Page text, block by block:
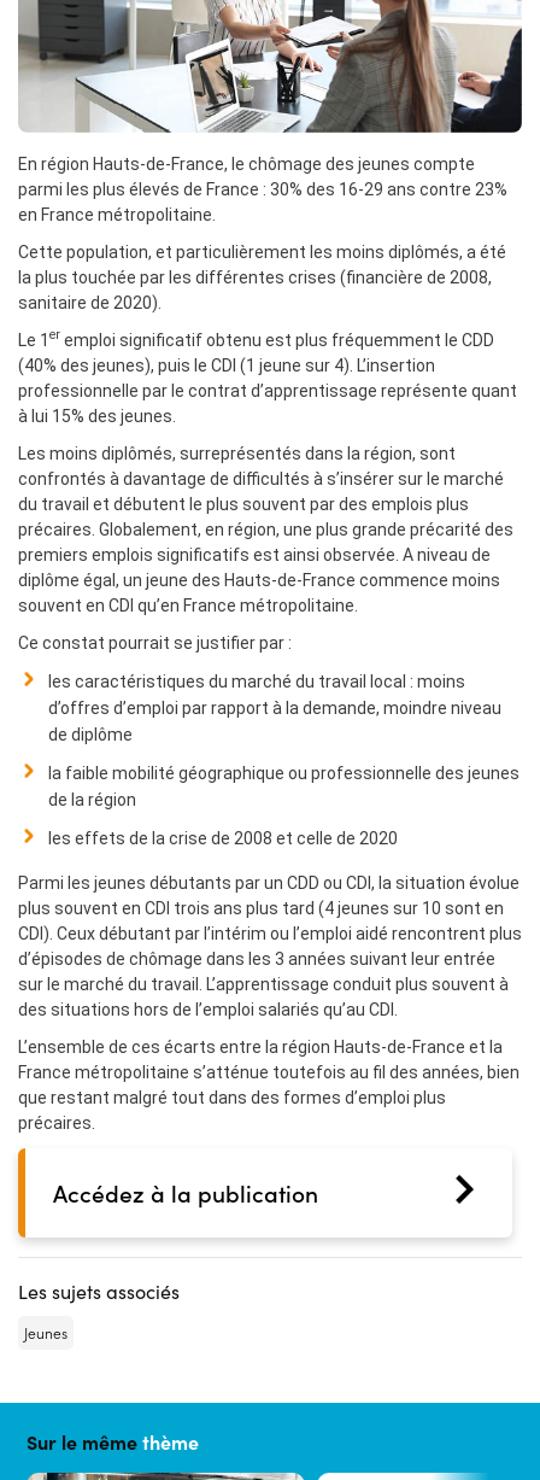
En région Hauts-de-France, le chômage des jeunes compte
parmi les plus élevés de France : 30% des 16-29 ans contre 23%
en France métropolitaine.
Cette population, et particulièrement les moins diplômés, a été
la plus touchée par les différentes crises (financière de 2008,
sanitaire de 2020).
Le 1 er emploi significatif obtenu est plus fréquemment le CDD
(40% des jeunes), puis le CDI (1 jeune sur 4). L’insertion
professionnelle par le contrat d’apprentissage représente quant
à lui 15% des jeunes.
Les moins diplômés, surreprésentés dans la région, sont
confrontés à davantage de difficultés à s’insérer sur le marché
du travail et débutent le plus souvent par des emplois plus
précaires. Globalement, en région, une plus grande précarité des
premiers emplois significatifs est ainsi observée. A niveau de
diplôme égal, un jeune des Hauts-de-France commence moins
souvent en CDI qu’en France métropolitaine.
Ce constat pourrait se justifier par :
les caractéristiques du marché du travail local : moins
d’offres d’emploi par rapport à la demande, moindre niveau
de diplôme
la faible mobilité géographique ou professionnelle des jeunes
de la région
les effets de la crise de 2008 et celle de 2020
Parmi les jeunes débutants par un CDD ou CDI, la situation évolue
plus souvent en CDI trois ans plus tard (4 jeunes sur 10 sont en
CDI). Ceux débutant par l’intérim ou l’emploi aidé rencontrent plus
d’épisodes de chômage dans les 3 années suivant leur entrée
sur le marché du travail. L’apprentissage conduit plus souvent à
des situations hors de l’emploi salariés qu’au CDI.
L’ensemble de ces écarts entre la région Hauts-de-France et la
France métropolitaine s’atténue toutefois au fil des années, bien
que restant malgré tout dans des formes d’emploi plus
précaires.
Accédez à la publication
Les sujets associés
Jeunes
Sur le mêmethème